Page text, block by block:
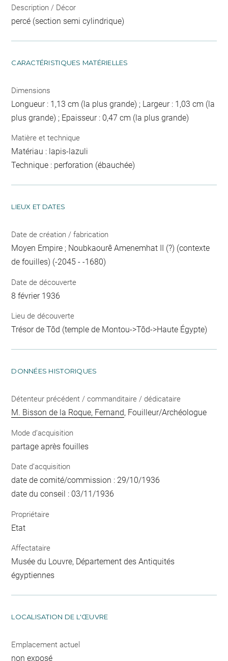
Description / Décor
percé (section semi cylindrique)
CARACTÉRISTIQUES MATÉRIELLES
Dimensions
Longueur : 1,13 cm (la plus grande) ; Largeur : 1,03 cm (la
plus grande) ; Epaisseur : 0,47 cm (la plus grande)
Matière et technique
Matériau : lapis-lazuli
Technique : perforation (ébauchée)
LIEUX ET DATES
Date de création / fabrication
Moyen Empire ; Noubkaourê Amenemhat II (?) (contexte
de fouilles) (-2045 - -1680)
Date de découverte
8 février 1936
Lieu de découverte
Trésor de Tôd (temple de Montou->Tôd->Haute Égypte)
DONNÉES HISTORIQUES
Détenteur précédent / commanditaire / dédicataire
M. Bisson de la Roque, Fernand, Fouilleur/Archéologue
Mode d’acquisition
partage après fouilles
Date d’acquisition
date de comité/commission : 29/10/1936
date du conseil : 03/11/1936
Propriétaire
Etat
Affectataire
Musée du Louvre, Département des Antiquités
égyptiennes
LOCALISATION DE L'ŒUVRE
Emplacement actuel
non exposé